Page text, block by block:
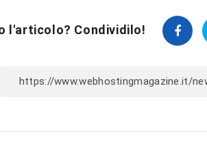
l'articolo? Condividilo!